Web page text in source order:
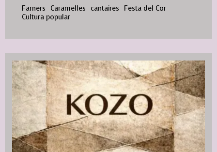
Farners Caramelles cantaires
Festa del Cor
Cultura popular